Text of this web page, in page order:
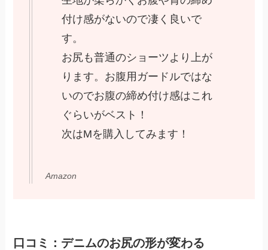
付け感がないので凄く良いで
す。
お尻も普通のショーツより上が
ります。お腹用ガードルではな
いのでお腹の締め付け感はこれ
ぐらいがベスト！
次はMを購入してみます！
Amazon
口コミ：デニムのお尻の形が変わる